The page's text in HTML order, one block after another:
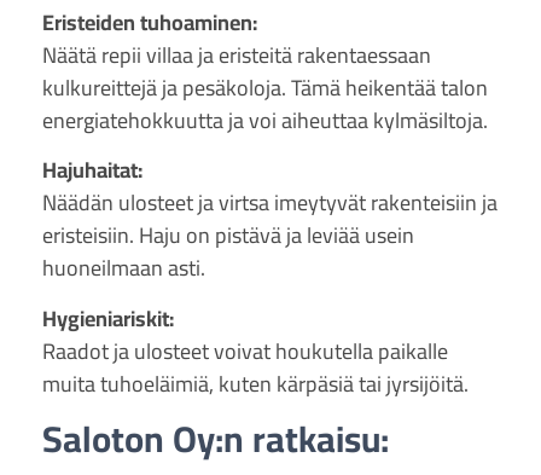
Eristeiden tuhoaminen:
Näätä repii villaa ja eristeitä rakentaessaan
kulkureittejä ja pesäkoloja. Tämä heikentää talon
energiatehokkuutta ja voi aiheuttaa kylmäsiltoja.
Hajuhaitat:
Näädän ulosteet ja virtsa imeytyvät rakenteisiin ja
eristeisiin. Haju on pistävä ja leviää usein
huoneilmaan asti.
Hygieniariskit:
Raadot ja ulosteet voivat houkutella paikalle
muita tuhoeläimiä, kuten kärpäsiä tai jyrsijöitä.
Saloton Oy:n ratkaisu: